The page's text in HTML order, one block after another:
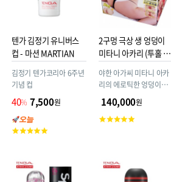
텐가 김정기 유니버스
컵 - 마션 MARTIAN
김정기 텐가코리아 6주년
기념 컵
40% 7,500원
고
점
2구멍 극상 생 엉덩이
미타니 아카리 (투홀 극
야한 아가씨 미타니 아카
리의 에로틱한 엉덩이를
완전 재현한 3kg 오나홀!
자궁까지 대량사정하세
요. 애널구멍도 짜릿짜릿
140,000원
고